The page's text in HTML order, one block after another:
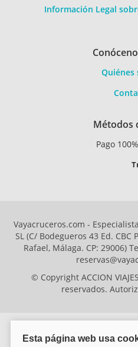
Información Legal
Quiénes
Métodos
Pago
Vayacruceros.com -
SL (C/ Bodegueros 43 Ed. CBC
Rafael, Málaga. CP: 29006)
© Copyright ACCION
reservados.